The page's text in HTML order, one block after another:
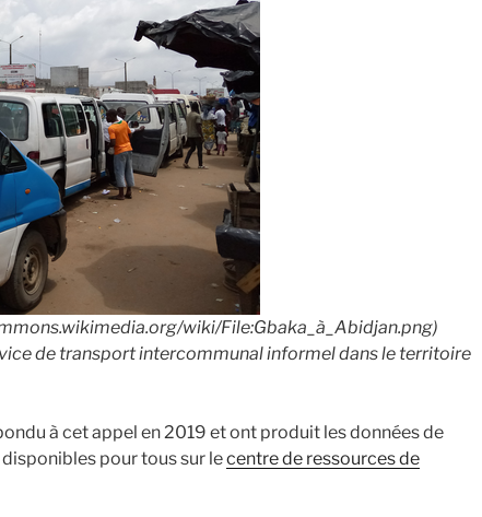
wiki/File:Gbaka_à_Abidjan.png)
de transport intercommunal informel dans le territoire
à cet appel en 2019 et ont produit les données de
pour tous sur lecentre de ressources de